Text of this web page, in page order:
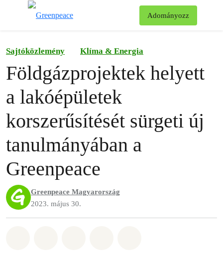
Adományozz
Sajtóközlemény Klíma & Energia
Földgázprojektek helyett
a lakóépületek
korszerűsítését sürgeti új
tanulmányában a
Greenpeace
Greenpeace Magyarország
2023. május 30.